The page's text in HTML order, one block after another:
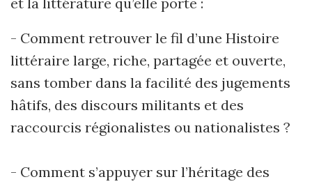
- Comment retrouver le fil d’une Histoire
littéraire large, riche, partagée et ouverte,
sans tomber dans la facilité des jugements
hâtifs, des discours militants et des
raccourcis régionalistes ou nationalistes ?
- Comment s’appuyer sur l’héritage des